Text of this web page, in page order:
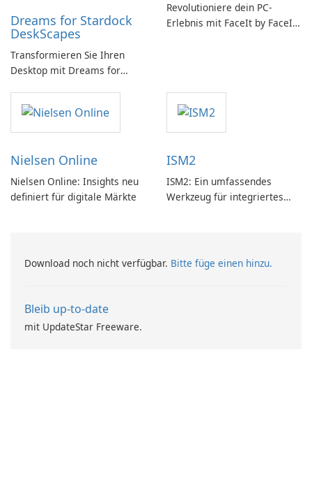
Dreams for Stardock
DeskScapes
Transformieren Sie Ihren
Desktop mit Dreams for
Revolutioniere dein PC-
Erlebnis mit FaceIt by FaceIt
Nielsen Online
Nielsen Online: Insights neu
definiert für digitale Märkte
ISM2
ISM2: Ein umfassendes
Werkzeug für integriertes
Download noch nicht verfügbar. Bitte füge einen hinzu.
Bleib up-to-date
mit UpdateStar Freeware.